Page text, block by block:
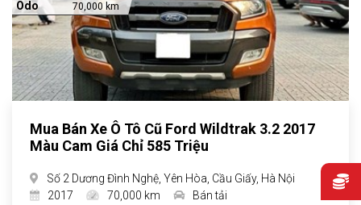
Odo 70,000 km
Mua Bán Xe Ô Tô Cũ Ford Wildtrak 3.2 2017
Màu Cam Giá Chỉ 585 Triệu
Số 2 Dương Đình Nghệ, Yên Hòa, Cầu Giấy, Hà Nội
2017
70,000 km Bán tải